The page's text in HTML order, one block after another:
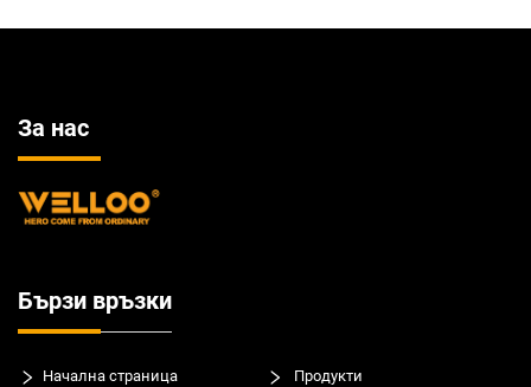
За нас
Бързи връзки
Начална страница Продукти